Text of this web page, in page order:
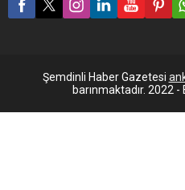
ertelendi. Şırnak’ın Cizre
12 yaşındaki Nihat
Kazanhan’ın...
Şemdinli Haber Gazetesi
barınmaktadır. 2022 -